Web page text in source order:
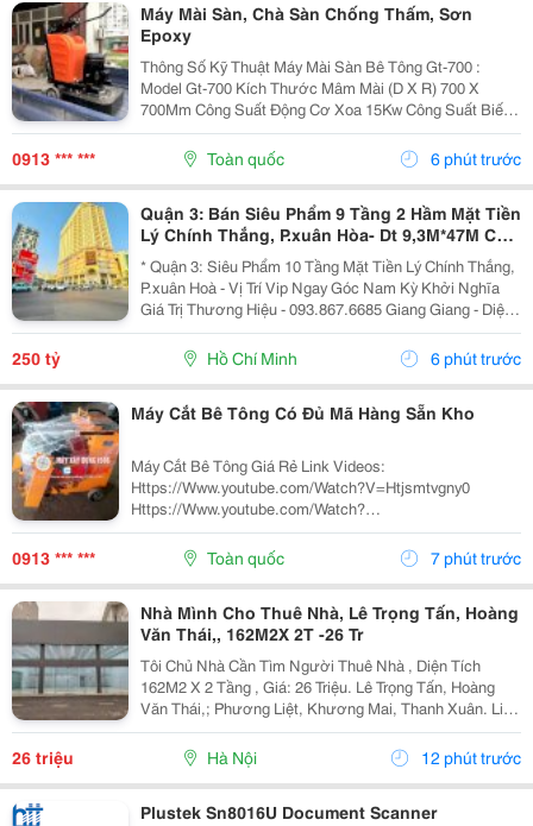
Máy Mài Sàn, Chà Sàn Chống Thấm, Sơn
Epoxy
Thông Số Kỹ Thuật Máy Mài Sàn Bê Tông Gt-700 :
Model Gt-700 Kích Thước Mâm Mài (D X R) 700 X
700Mm Công Suất Động Cơ Xoa 15Kw Công Suất Biến
Tần 15Kw Nguồn Điện 380V ...
0913 *** *** Toàn quốc 6 phút trước
Quận 3: Bán Siêu Phẩm 9 Tầng 2 Hầm Mặt Tiền
Lý Chính Thắng, P.xuân Hòa- Dt 9,3M*47M Cn
334M2- Đang Khai Thác Vp Cty- Chính Chủ
Chào Giá Tốt
* Quận 3: Siêu Phẩm 10 Tầng Mặt Tiền Lý Chính Thắng,
P.xuân Hoà - Vị Trí Vip Ngay Góc Nam Kỳ Khởi Nghĩa
Giá Trị Thương Hiệu - 093.867.6685 Giang Giang - Diện
Tích: 333,3M2 - Ngang 4,1M Nở Hậu 9,3M * 47M. - Kết
Cấu: 2 Hầm - 8 Tầng - Sân Thượng -...
250 tỷ Hồ Chí Minh 6 phút trước
Máy Cắt Bê Tông Có Đủ Mã Hàng Sẵn Kho
Máy Cắt Bê Tông Giá Rẻ Link Videos:
Https://Www.youtube.com/Watch?V=Htjsmtvgny0
Https://Www.youtube.com/Watch?
Máy Cắt Bê Tông Kc16 Là Loại Máy Cắt Bê Tông , Máy
0913 *** *** Toàn quốc 7 phút trước
Nhà Mình Cho Thuê Nhà, Lê Trọng Tấn, Hoàng
Văn Thái,, 162M2X 2T -26 Tr
Tôi Chủ Nhà Cần Tìm Người Thuê Nhà , Diện Tích
162M2 X 2 Tầng , Giá: 26 Triệu. Lê Trọng Tấn, Hoàng
Văn Thái,; Phương Liệt, Khương Mai, Thanh Xuân. Liên
Hệ Chủ Nhà: 0942854881 . Vị Trí Gần Ngã Ba, Khu Đông
Dân Cư, Kinh Doanh Sầm Uất, Nhiều Trụ Sở Văn...
26 triệu Hà Nội 12 phút trước
Plustek Sn8016U Document Scanner